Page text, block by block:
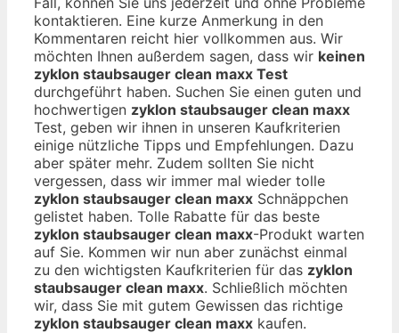
kontaktieren. Eine kurze Anmerkung in den
Kommentaren reicht hier vollkommen aus. Wir
möchten Ihnen außerdem sagen, dass wir keinen
zyklon staubsauger clean maxx Test
durchgeführt haben. Suchen Sie einen guten und
hochwertigen zyklon staubsauger clean maxx
Test, geben wir ihnen in unseren Kaufkriterien
einige nützliche Tipps und Empfehlungen. Dazu
aber später mehr. Zudem sollten Sie nicht
vergessen, dass wir immer mal wieder tolle
zyklon staubsauger clean maxx Schnäppchen
gelistet haben. Tolle Rabatte für das beste
zyklon staubsauger clean maxx-Produkt warten
auf Sie. Kommen wir nun aber zunächst einmal
zu den wichtigsten Kaufkriterien für das zyklon
staubsauger clean maxx. Schließlich möchten
wir, dass Sie mit gutem Gewissen das richtige
zyklon staubsauger clean maxx kaufen.